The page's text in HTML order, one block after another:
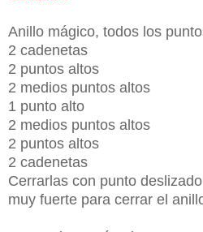
Anillo mágico, todos los
2 cadenetas
2 puntos altos
2 medios puntos altos
1 punto alto
2 medios puntos altos
2 puntos altos
2 cadenetas
Cerrarlas con punto
muy fuerte para cerrar el